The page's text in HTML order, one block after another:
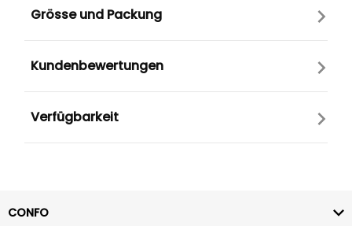
Grösse und Packung
Kundenbewertungen
Verfügbarkeit
CONFO